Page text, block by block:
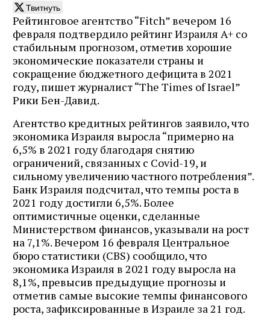
Твитнуть
Рейтинговое агентство “Fitch” вечером 16
февраля подтвердило рейтинг Израиля A+ со
стабильным прогнозом, отметив хорошие
экономические показатели страны и
сокращение бюджетного дефицита в 2021
году, пишет журналист “The Times of Israel”
Рики Бен-Давид.
Агентство кредитных рейтингов заявило, что
экономика Израиля выросла “примерно на
6,5% в 2021 году благодаря снятию
ограничений, связанных с Covid-19, и
сильному увеличению частного потребления”.
Банк Израиля подсчитал, что темпы роста в
2021 году достигли 6,5%. Более
оптимистичные оценки, сделанные
Министерством финансов, указывали на рост
на 7,1%. Вечером 16 февраля Центральное
бюро статистики (CBS) сообщило, что
экономика Израиля в 2021 году выросла на
8,1%, превысив предыдущие прогнозы и
отметив самые высокие темпы финансового
роста, зафиксированные в Израиле за 21 год.